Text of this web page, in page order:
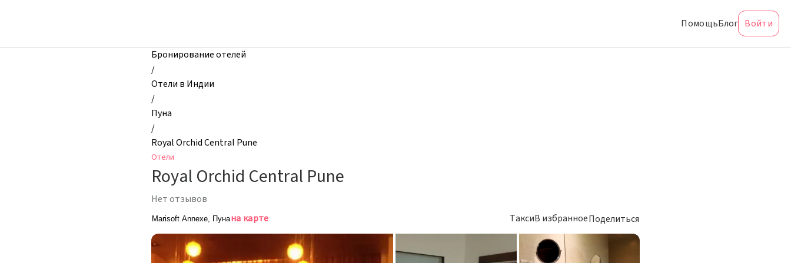
Royal
ПомощьБлог Войти
Бронирование отелей
/
Отели в Индии
/
Пуна
/
Royal Orchid Central Pune
Отели
Royal Orchid Central Pune
Нет отзывов
Marisoft Annexe, Пунана карте ТаксиВ избранноеПоделиться